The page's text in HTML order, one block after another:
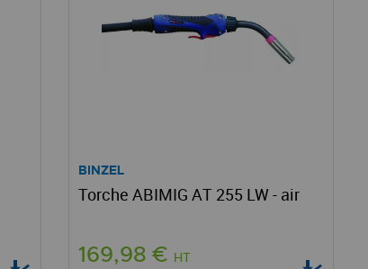
BINZEL
Torche ABIMIG AT 255 LW - air
169,98 € HT